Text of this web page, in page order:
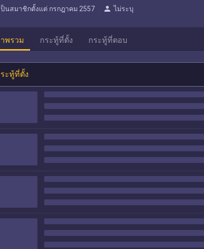
ป็นสมาชิกตั้งแต่ กรกฎาคม 2557 person ไม่ระบุ
พรวม กระทู้ที่ตั้ง กระทู้ที่ตอบ
ะทู้ที่ตั้ง